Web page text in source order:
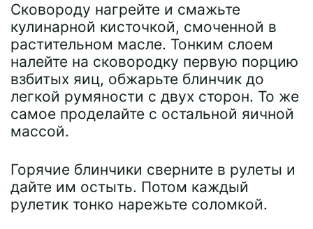
Сковороду нагрейте и смажьте
кулинарной кисточкой, смоченной в
растительном масле. Тонким слоем
налейте на сковородку первую порцию
взбитых яиц, обжарьте блинчик до
легкой румяности с двух сторон. То же
самое проделайте с остальной яичной
массой.
Горячие блинчики сверните в рулеты и
дайте им остыть. Потом каждый
рулетик тонко нарежьте соломкой.